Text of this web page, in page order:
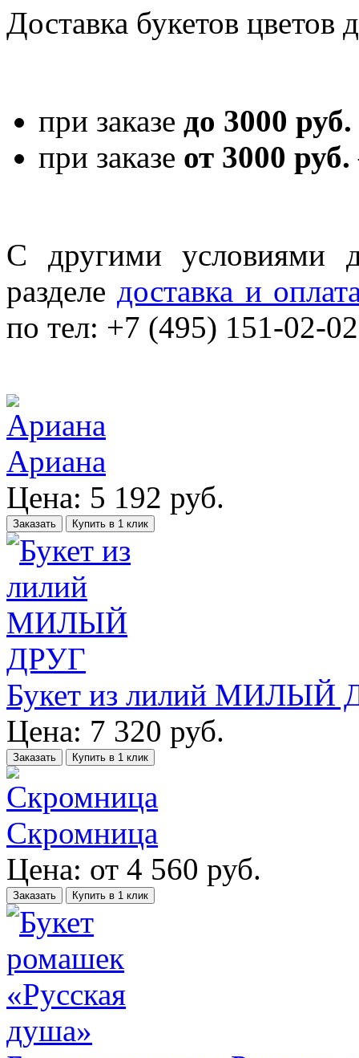
Доставка букетов
при заказе до 3000 руб.
при заказе от 3000 руб.
С другими условиями
разделе доставка и
по тел: +7 (495) 151-02-02
Ариана
Цена: 5 192 руб.
Заказать Купить в 1 клик
Букет из лилий МИЛЫЙ
Цена: 7 320 руб.
Заказать Купить в 1 клик
Скромница
Цена: от 4 560 руб.
Заказать Купить в 1 клик